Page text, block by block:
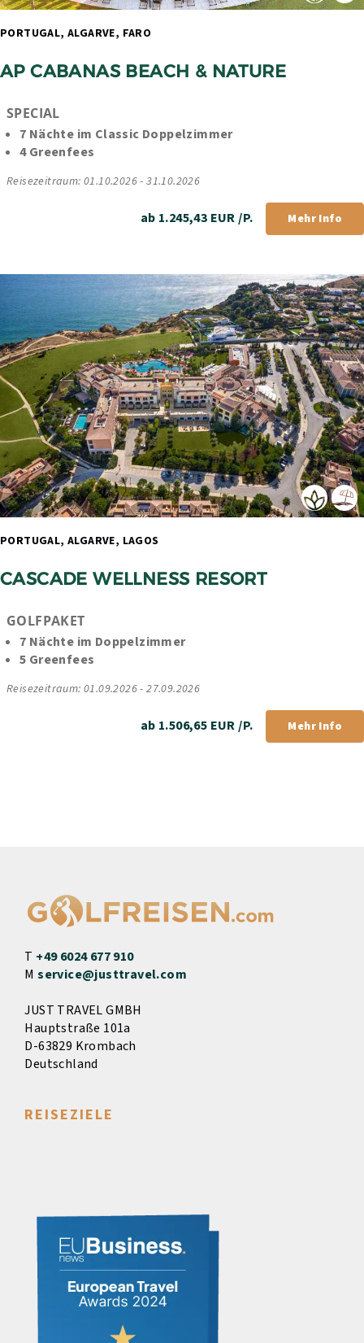
AP CABANAS BEACH & NATURE
SPECIAL
7 Nächte im Classic Doppelzimmer
4 Greenfees
Reisezeitraum: 01.10.2026 - 31.10.2026
ab 1.245,43 EUR /P. Mehr Info
CASCADE WELLNESS RESORT
GOLFPAKET
7 Nächte im Doppelzimmer
5 Greenfees
Reisezeitraum: 01.09.2026 - 27.09.2026
ab 1.506,65 EUR /P. Mehr Info
T +49 6024 677 910
Mservice@justtravel.com
JUST TRAVEL GMBH
Hauptstraße 101a
D-63829 Krombach
Deutschland
REISEZIELE